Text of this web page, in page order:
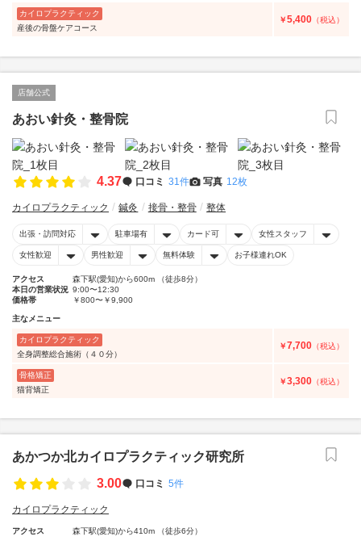
カイロプラクティック
産後の骨盤ケアコース
￥5,400 （税込）
店舗公式
あおい針灸・整骨院
4.37 口コミ 31件 写真 12枚
カイロプラクティック 鍼灸 接骨・整骨 整体
出張・訪問対応 駐車場有 カード可 女性スタッフ
女性歓迎 男性歓迎 無料体験 お子様連れOK
アクセス
森下駅(愛知)から600m （徒歩8分）
本日の営業状況 9:00〜12:30
価格帯
￥800〜￥9,900
主なメニュー
カイロプラクティック
全身調整総合施術（４０分）
￥7,700 （税込）
骨格矯正
猫背矯正
￥3,300 （税込）
あかつか北カイロプラクティック研究所
3.00
口コミ 5件
カイロプラクティック
アクセス 森下駅(愛知)から410m （徒歩6分）